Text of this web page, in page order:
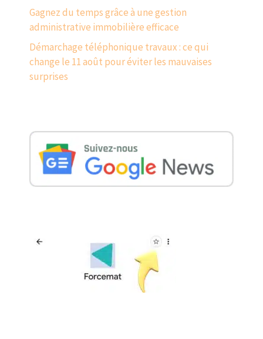
Gagnez du temps grâce à une gestion
administrative immobilière efficace
Démarchage téléphonique travaux : ce qui
change le 11 août pour éviter les mauvaises
surprises